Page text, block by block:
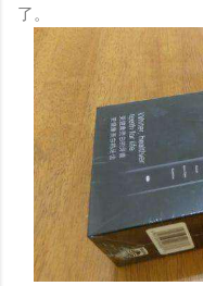
了。